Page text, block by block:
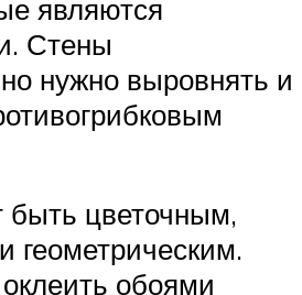
являются
Стены
нужно выровнять и
цветочным,
геометрическим.
обоями